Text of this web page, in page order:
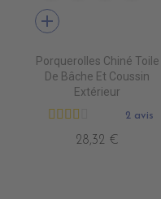
add
Porquerolles Chiné Toile
De Bâche Et Coussin
Extérieur
2 avis
28,32 €